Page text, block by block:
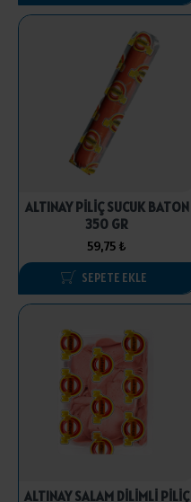
ALTINAY PİLİÇ SUCUK BATON
350 GR
59,75 ₺
SEPETE EKLE
ALTINAY SALAM DİLİMLİ PİLİÇ